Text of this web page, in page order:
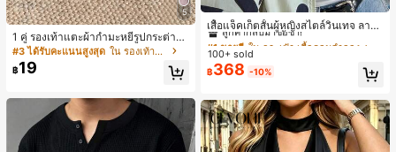
5
1 คู่ รองเท้าแตะผ้ากำมะหยี่รูปกระต่าย
สำหรับผู้หญิง, อบอุ่นและสบาย, เหมาะ
สำหรับใส่ลำลองในฤดูใบไม้ร่วง/ฤดูหน
าว, รองเท้าบ้านผู้หญิงหรูหราใหม่, ส้นเ
รับฤดูหนาวที่อบอุ่น, รองเท้าแตะผ้ากำม
ะหยี่น่ารัก, ของขวัญปีใหม่/วันวาเลนไท
น์ในอุดมคติ, รองเท้าแตะคู่รัก, ของขวั
ญวันแม่, สวน, ของตกแต่งห้องครัว, ฤดู
ร้อน, ชายหาด, ของใช้จำเป็นสำหรับกา
#3 ได้รับคะแนนสูงสุด ใน รองเท้าแตะใส่ในบ้าน
฿19
เสื้อแจ็คเก็ตสั้นผู้หญิงสไตล์วินเทจ ลายจุ
ดขนาดใหญ่ คอตั้ง เอวเข้ารูป แขนพอง
ทรงหลวม แฟชั่นอเนกประสงค์ สำหรับใ
ส่ประจำวันและไปเที่ยวพักผ่อน
#1 ขายดี
ใน กระเป๋า เสื้อคลุมลำลอง
ลูกค้ากลับมาซื้อซ้ำ!
#1 ขายดี ใน กระเป๋า เสื้อคลุมลำลอง
ลูกค้ากลับมาซื้อซ้ำ!
#1 ขายดี ใน กระเป๋า เสื้อคลุมลำลอง
ลูกค้ากลับมาซื้อซ้ำ!
#1 ขายดี ใน กระเป๋า เสื้อคลุมลำลอง
100+ sold
฿368 -10%